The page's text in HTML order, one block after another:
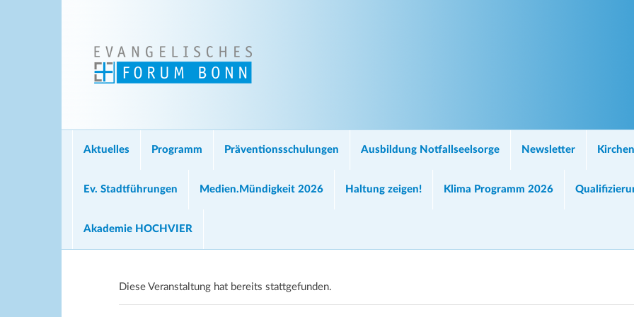
Aktuelles Programm Präventionsschulungen Ausbildung Notfallseelsorge Newsletter
Ev. Stadtführungen Medien.Mündigkeit 2026 Haltung zeigen! Klima Programm 2026
Akademie HOCHVIER
Diese Veranstaltung hat bereits stattgefunden.